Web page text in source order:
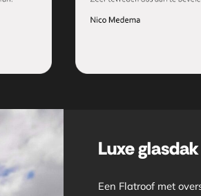
Luxe
Een Flatroof met